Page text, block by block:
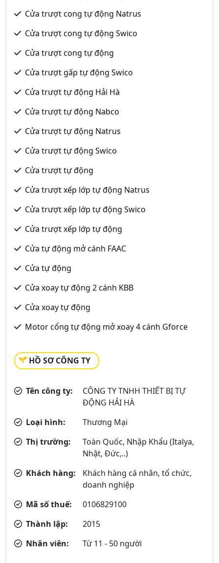
Cửa trượt cong tự động Natrus
Cửa trượt cong tự động Swico
Cửa trượt cong tự động
Cửa trượt gấp tự động Swico
Cửa trượt tự động Hải Hà
Cửa trượt tự động Nabco
Cửa trượt tự động Natrus
Cửa trượt tự động Swico
Cửa trượt tự động
Cửa trượt xếp lớp tự động Natrus
Cửa trượt xếp lớp tự động Swico
Cửa trượt xếp lớp tự động
Cửa tự động mở cánh FAAC
Cửa tự động
Cửa xoay tự động 2 cánh KBB
Cửa xoay tự động
Motor cổng tự động mở xoay 4 cánh Gforce
HỒ SƠ CÔNG TY
Tên công ty:
CÔNG TY TNHH THIẾT BỊ TỰ
ĐỘNG HẢI HÀ
Loại hình:
Thương Mại
Thị trường:
Toàn Quốc, Nhập Khẩu (Italya,
Nhật, Đức,..)
Khách hàng:
Khách hàng cá nhân, tổ chức,
doanh nghiệp
Mã số thuế:
0106829100
Thành lập:
2015
Nhân viên:
Từ 11 - 50 người